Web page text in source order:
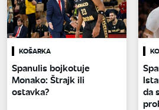
KOŠARKA
Spanulis bojkotuje
Monako: Štrajk ili
ostavka?
da